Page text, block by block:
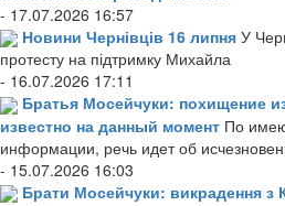
- 17.07.2026 16:57
Новини Чернівців 16 липня У
протесту на підтримку Михайла
- 16.07.2026 17:11
Братья Мосейчуки: похищение
известно на данный момент По
информации, речь идет об
- 15.07.2026 16:03
Брати Мосейчуки: викрадення з